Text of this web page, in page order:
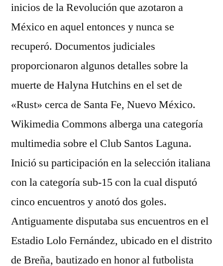
inicios de la Revolución que azotaron a
México en aquel entonces y nunca se
recuperó. Documentos judiciales
proporcionaron algunos detalles sobre la
muerte de Halyna Hutchins en el set de
«Rust» cerca de Santa Fe, Nuevo México.
Wikimedia Commons alberga una categoría
multimedia sobre el Club Santos Laguna.
Inició su participación en la selección italiana
con la categoría sub-15 con la cual disputó
cinco encuentros y anotó dos goles.
Antiguamente disputaba sus encuentros en el
Estadio Lolo Fernández, ubicado en el distrito
de Breña, bautizado en honor al futbolista